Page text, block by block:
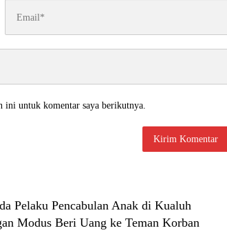
ini untuk komentar saya berikutnya.
Pelaku Pencabulan Anak di Kualuh
Modus Beri Uang ke Teman Korban